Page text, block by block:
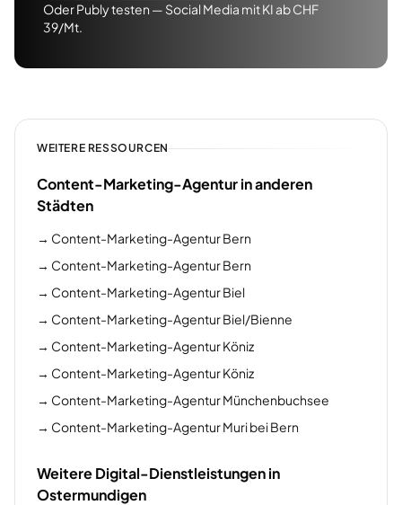
Oder Publy testen — Social Media mit KI ab CHF
39/Mt.
WEITERE RESSOURCEN
Content-Marketing-Agentur in anderen
Städten
→ Content-Marketing-Agentur Bern
→ Content-Marketing-Agentur Bern
→ Content-Marketing-Agentur Biel
→ Content-Marketing-Agentur Biel/Bienne
→ Content-Marketing-Agentur Köniz
→ Content-Marketing-Agentur Köniz
→ Content-Marketing-Agentur Münchenbuchsee
→ Content-Marketing-Agentur Muri bei Bern
Weitere Digital-Dienstleistungen in
Ostermundigen